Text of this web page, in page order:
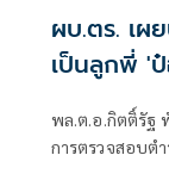
ผบ.ตร. เผ
เป็นลูกพี่ '
ตั้งแต่ปี 57
พล.ต.อ.กิตติ์รัฐ
การตรวจสอบต